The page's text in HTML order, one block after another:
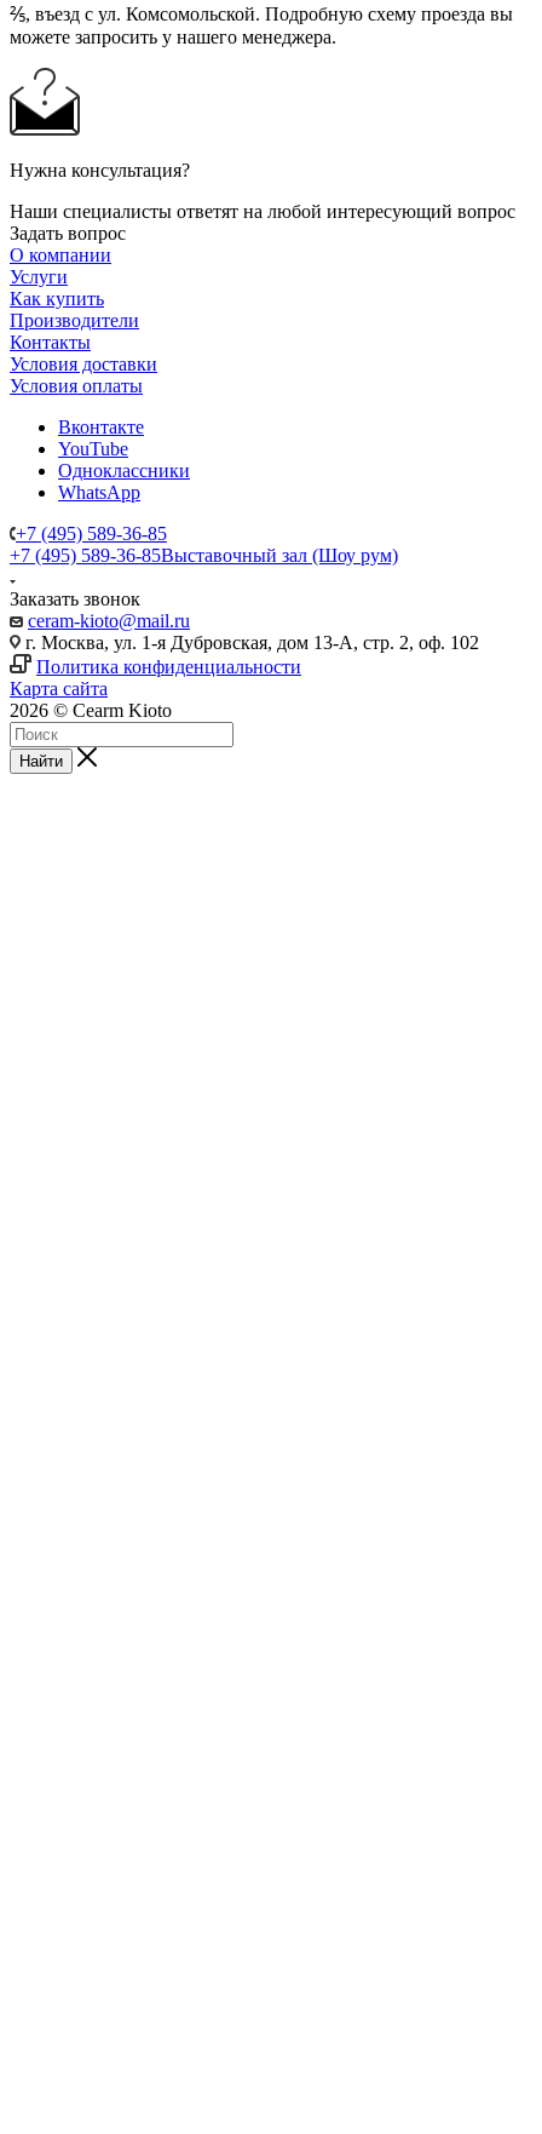
⅖, въезд с ул. Комсомольской. Подробную схему проезда вы
можете запросить у нашего менеджера.
Нужна консультация?
Наши специалисты ответят на любой интересующий вопрос
Задать вопрос
О компании
Услуги
Как купить
Производители
Контакты
Условия доставки
Условия оплаты
Вконтакте
YouTube
Одноклассники
WhatsApp
+7 (495) 589-36-85
+7 (495) 589-36-85Выставочный зал (Шоу рум)
Заказать звонок
ceram-kioto@mail.ru
г. Москва, ул. 1-я Дубровская, дом 13-А, стр. 2, оф. 102
Политика конфиденциальности
Карта сайта
2026 © Cearm Kioto
Найти